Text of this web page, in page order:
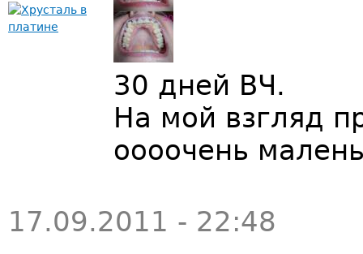
30 дней ВЧ.
На мой взгляд
оооочень
17.09.2011 - 22:48